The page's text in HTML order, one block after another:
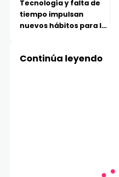
Tecnología y falta de
tiempo impulsan
nuevos hábitos para la
Continúa leyendo